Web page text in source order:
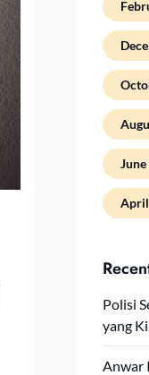
Polisi
yang
Anwar